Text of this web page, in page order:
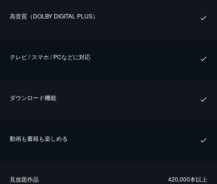
⾼⾳質（DOLBY DIGITAL PLUS）
テレビ / スマホ / PCなどに対応
ダウンロード機能
動画も書籍も楽しめる
⾒放題作品 420,000本以上